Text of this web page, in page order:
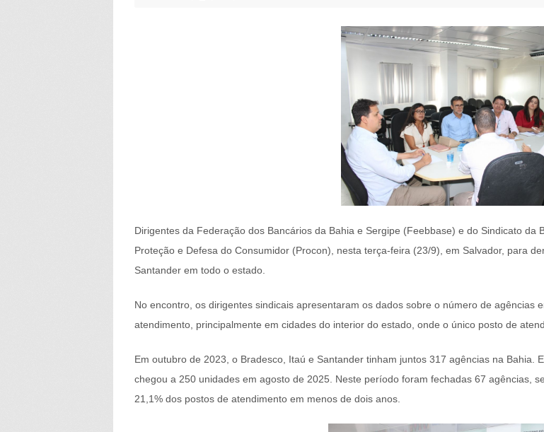
Dirigentes da Federação dos Bancários da Bahia e Sergipe (Feebbase) e do Sindicato
Proteção e Defesa do Consumidor (Procon), nesta terça-feira (23/9), em Salvador, para
Santander em todo o estado.
No encontro, os dirigentes sindicais apresentaram os dados sobre o número de agências
atendimento, principalmente em cidades do interior do estado, onde o único posto de
Em outubro de 2023, o Bradesco, Itaú e Santander tinham juntos 317 agências na Bahia.
chegou a 250 unidades em agosto de 2025. Neste período foram fechadas 67 agências,
21,1% dos postos de atendimento em menos de dois anos.